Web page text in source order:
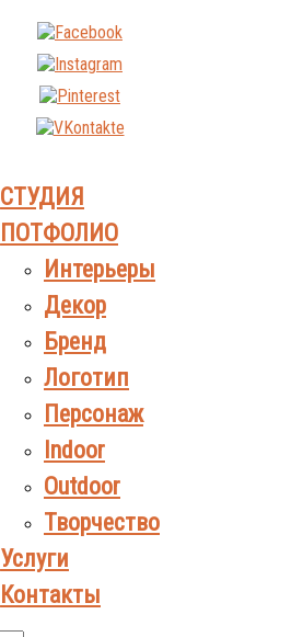
СТУДИЯ
ПОТФОЛИО
Интерьеры
Декор
Бренд
Логотип
Персонаж
Indoor
Outdoor
Творчество
Услуги
Контакты